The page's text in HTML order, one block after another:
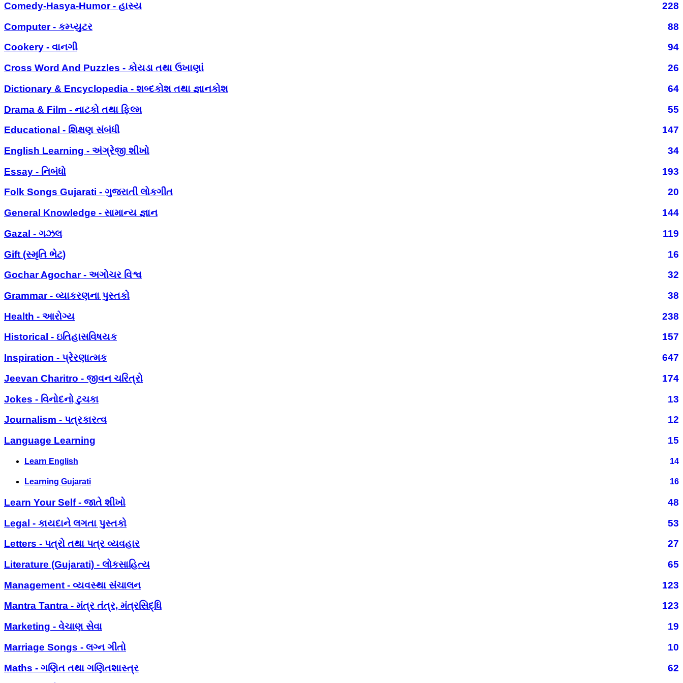
Comedy-Hasya-Humor - હાસ્ય
228
Computer - કમ્પ્યુટર
88
Cookery - વાનગી
94
Cross Word And Puzzles - કોયડા તથા ઉખાણાં
26
Dictionary & Encyclopedia - શબ્દકોશ તથા જ્ઞાનકોશ
64
Drama & Film - નાટકો તથા ફિલ્મ
55
Educational - શિક્ષણ સંબંધી
147
English Learning - અંગ્રેજી શીખો
34
Essay - નિબંધો
193
Folk Songs Gujarati - ગુજરાતી લોકગીત
20
General Knowledge - સામાન્ય જ્ઞાન
144
Gazal - ગઝલ
119
Gift (સ્મૃતિ ભેટ)
16
Gochar Agochar - અગોચર વિશ્વ
32
Grammar - વ્યાકરણના પુસ્તકો
38
Health - આરોગ્ય
238
Historical - ઇતિહાસવિષયક
157
Inspiration - પ્રેરણાત્મક
647
Jeevan Charitro - જીવન ચરિત્રો
174
Jokes - વિનોદનો ટુચકા
13
Journalism - પત્રકારત્વ
12
Language Learning
15
Learn English 14
Learning Gujarati 16
Learn Your Self - જાતે શીખો
48
Legal - કાયદાને લગતા પુસ્તકો
53
Letters - પત્રો તથા પત્ર વ્યવહાર
27
Literature (Gujarati) - લોકસાહિત્ય
65
Management - વ્યવસ્થા સંચાલન
123
Mantra Tantra - મંત્ર તંત્ર, મંત્રસિદ્ધિ
123
Marketing - વેચાણ સેવા
19
Marriage Songs - લગ્ન ગીતો
10
Maths - ગણિત તથા ગણિતશાસ્ત્ર
62